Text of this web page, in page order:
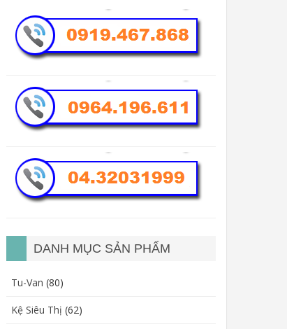
DANH MỤC SẢN PHẨM
Tu-Van (80)
Kệ Siêu Thị (62)